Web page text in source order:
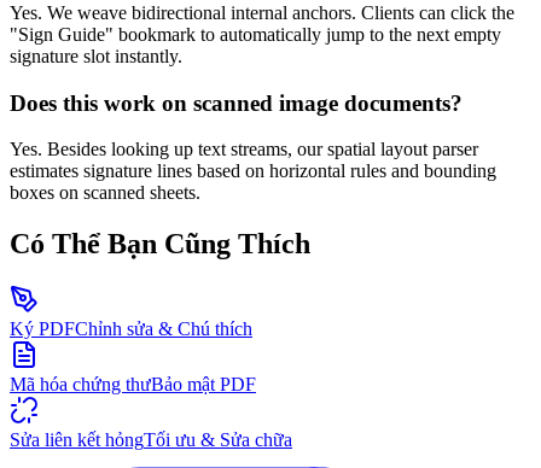
Yes. We weave bidirectional internal anchors. Clients can click the
"Sign Guide" bookmark to automatically jump to the next empty
signature slot instantly.
Does this work on scanned image documents?
Yes. Besides looking up text streams, our spatial layout parser
estimates signature lines based on horizontal rules and bounding
boxes on scanned sheets.
Có Thể Bạn Cũng Thích
Ký PDFChỉnh sửa & Chú thích
Mã hóa chứng thưBảo mật PDF
Sửa liên kết hỏngTối ưu & Sửa chữa